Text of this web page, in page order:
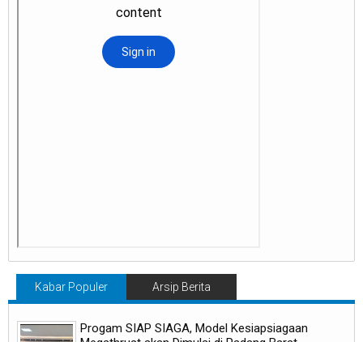
Kabar Populer Arsip Berita
Progam SIAP SIAGA, Model Kesiapsiagaan